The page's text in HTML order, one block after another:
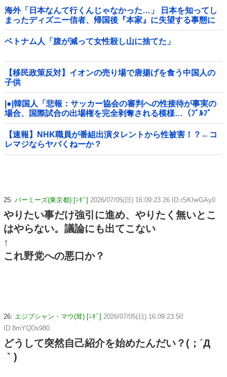
海外「日本なんて行くんじゃなかった…」 日本を知ってし
まったディズニー信者、帰国後『本家』に失望する事態に
ベトナム人「腹が減って女性殺し山に捨てた」
【移民政策反対】イオンの売り場で唐揚げを食う中国人の
子供
|●|韓国人「悲報：サッカー協会の審判への性接待が事実の
場合、国際試合の出場権を完全剥奪される模様…（ﾌﾞﾙﾌﾞ
ﾙ」＝韓国の反応
【速報】NHK職員が番組出演タレントから性被害！？←コ
レマジならヤバくねーか？
25: バーミーズ(東京都) [ﾆﾀﾞ] 2026/07/05(日) 16:09:23.26 ID:rSKheGAy0
やりたい事だけ強引に進め、やりたく無いとこ
はやらない。議論にも出てこない
↑
これ野党への悪口か？
26: エジプシャン・マウ(茸) [ﾆﾀﾞ] 2026/07/05(日) 16:09:23.50
ID:8mYQDs980
どうして突然自己紹介を始めたんだい？(；´Д
｀)